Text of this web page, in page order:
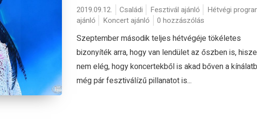
2019.09.12. Családi Fesztivál ajánló
Hétvégi
ajánló
Koncert ajánló 0 hozzászólás
Szeptember második teljes hétvégéje tökéletes
bizonyíték arra, hogy van lendület az őszben is,
nem elég, hogy koncertekből is akad bőven a
még pár fesztiválízű pillanatot is...